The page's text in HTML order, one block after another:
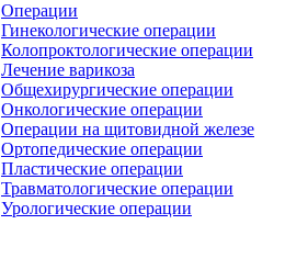
Операции
Гинекологические операции
Колопроктологические операции
Лечение варикоза
Общехирургические операции
Онкологические операции
Операции на щитовидной железе
Ортопедические операции
Пластические операции
Травматологические операции
Урологические операции